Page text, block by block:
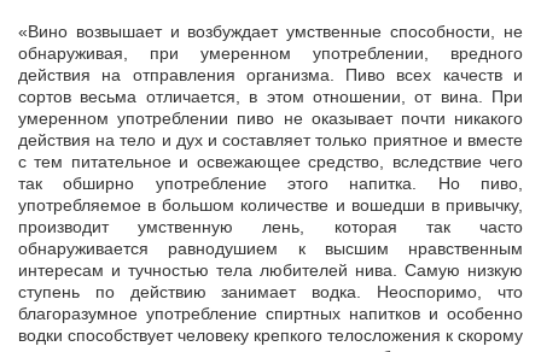
«Вино возвышает и возбуждает умственные способности, не
обнаруживая, при умеренном употреблении, вредного
действия на отправления организма. Пиво всех качеств и
сортов весьма отличается, в этом отношении, от вина. При
умеренном употреблении пиво не оказывает почти никакого
действия на тело и дух и составляет только приятное и вместе
с тем питательное и освежающее средство, вследствие чего
так обширно употребление этого напитка. Но пиво,
употребляемое в большом количестве и вошедши в привычку,
производит умственную лень, которая так часто
обнаруживается равнодушием к высшим нравственным
интересам и тучностью тела любителей нива. Самую низкую
ступень по действию занимает водка. Неоспоримо, что
благоразумное употребление спиртных напитков и особенно
водки способствует человеку крепкого телосложения к скорому